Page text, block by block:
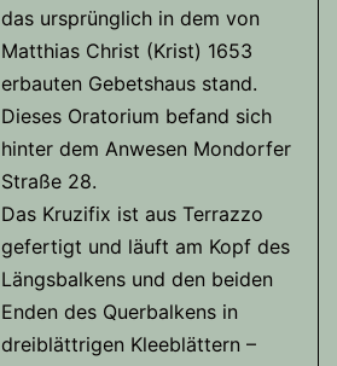
das ursprünglich in dem von
Matthias Christ (Krist) 1653
erbauten Gebetshaus stand.
Dieses Oratorium befand sich
hinter dem Anwesen Mondorfer
Straße 28.
Das Kruzifix ist aus Terrazzo
gefertigt und läuft am Kopf des
Längsbalkens und den beiden
Enden des Querbalkens in
dreiblättrigen Kleeblättern –